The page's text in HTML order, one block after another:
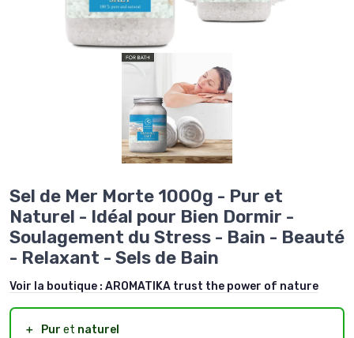
Sel de Mer Morte 1000g - Pur et
Naturel - Idéal pour Bien Dormir -
Soulagement du Stress - Bain - Beauté
- Relaxant - Sels de Bain
Voir la boutique : AROMATIKA trust the power of nature
＋ Pur et naturel